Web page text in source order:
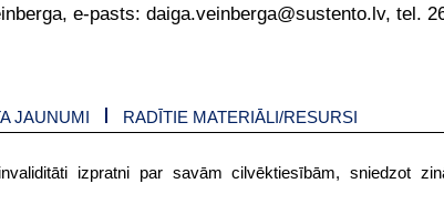
e-pasts: daiga.veinberga@sustento.lv, tel.
JAUNUMI RADĪTIE MATERIĀLI/RESURSI
izpratni par savām cilvēktiesībām, sniedzot